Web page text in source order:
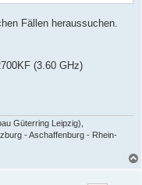
Fällen heraussuchen.
(3.60 GHz)
Güterring Leipzig),
- Aschaffenburg - Rhein-